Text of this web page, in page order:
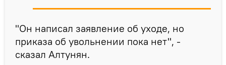
"Он написал заявление об уходе, но
приказа об увольнении пока нет", -
сказал Алтунян.